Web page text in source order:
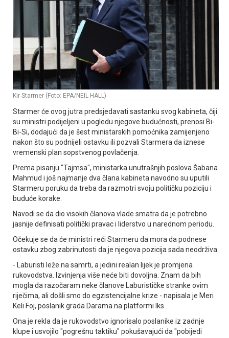
Kir Starmer (Foto: EPA/NEIL HALL)
Starmer će ovog jutra predsjedavati sastanku svog kabineta, čiji
su ministri podijeljeni u pogledu njegove budućnosti, prenosi Bi-
Bi-Si, dodajući da je šest ministarskih pomoćnika zamijenjeno
nakon što su podnijeli ostavku ili pozvali Starmera da iznese
vremenski plan sopstvenog povlačenja.
Prema pisanju "Tajmsa", ministarka unutrašnjih poslova Šabana
Mahmud i još najmanje dva člana kabineta navodno su uputili
Starmeru poruku da treba da razmotri svoju političku poziciju i
buduće korake.
Navodi se da dio visokih članova vlade smatra da je potrebno
jasnije definisati politički pravac i liderstvo u narednom periodu.
Očekuje se da će ministri reći Starmeru da mora da podnese
ostavku zbog zabrinutosti da je njegova pozicija sada neodrživa.
- Laburisti leže na samrti, a jedini realan lijek je promjena
rukovodstva. Izvinjenja više neće biti dovoljna. Znam da bih
mogla da razočaram neke članove Laburističke stranke ovim
riječima, ali došli smo do egzistencijalne krize - napisala je Meri
Keli Foj, poslanik grada Darama na platformi Iks.
Ona je rekla da je rukovodstvo ignorisalo poslanike iz zadnje
klupe i usvojilo "pogrešnu taktiku" pokušavajući da "pobijedi